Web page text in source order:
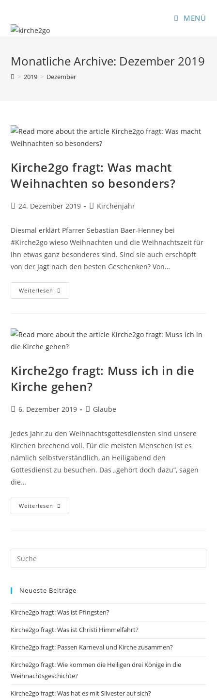
springen
MENÜ
Monatliche Archive: Dezember 2019
> 2019 > Dezember
Kirche2go fragt: Was macht
Weihnachten so besonders?
Beitrag
24. Dezember 2019
Beitrags-
Kirchenjahr
Diesmal erklärt Pfarrer Sebastian Baer-Henney bei
#Kirche2go wieso Weihnachten und die Weihnachtszeit für
ihn etwas ganz besonderes sind. Sind sie auch erschöpft
von der Jagt nach den besten Geschenken? Von…
Weiterlesen Kirche2go
Fragt:
Besonders?
Kirche2go fragt: Muss ich in die
Kirche gehen?
Beitrag
6. Dezember 2019
Beitrags-
Glaube
Jedes Jahr zu den Weihnachtsgottesdiensten sind unsere
Kirchen brechend voll. Für die meisten Menschen ist es
nämlich selbstverständlich, an Heiligabend den
Gottesdienst zu besuchen. Das „gehört doch dazu“, sagen
die…
Weiterlesen Kirche2go
Fragt:
Kirche
Neueste Beiträge
Kirche2go fragt: Was ist Pfingsten?
Kirche2go fragt: Was ist Christi Himmelfahrt?
Kirche2go fragt: Passen Karneval und Kirche zusammen?
Kirche2go fragt: Wie kommen die Heiligen drei Könige in die
Weihnachtsgeschichte?
Kirche2go fragt: Was hat es mit Silvester auf sich?